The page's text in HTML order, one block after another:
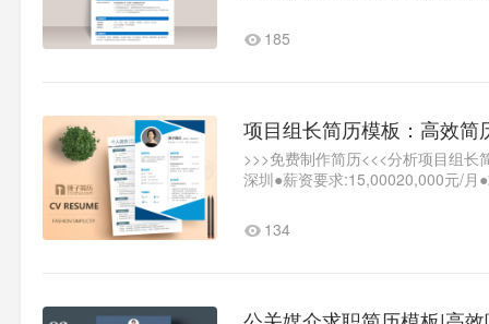
185
项目组长简历模板：高效简
>>>免费制作简历<<<分析项目组
深圳●薪资要求:15,00020,000元/月
134